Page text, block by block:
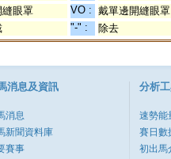
縫眼罩 VO : 戴單邊開縫眼罩
"-" : 除去
消息及資訊
消息
新聞資料庫
賽事
分析
速勢能
賽日數
初出馬